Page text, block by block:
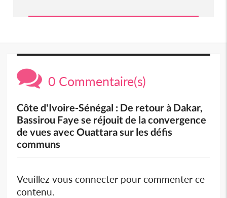
0 Commentaire(s)
Côte d'Ivoire-Sénégal : De retour à Dakar,
Bassirou Faye se réjouit de la convergence
de vues avec Ouattara sur les défis
communs
Veuillez vous connecter pour commenter ce
contenu.